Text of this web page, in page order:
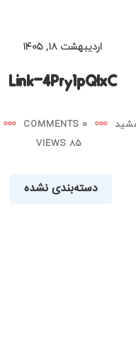
اردیبهشت ۱۸, ۱۴۰۵
Link-4Pry1pQlxC
0 COMMENTS
85 VIEWS
دسته‌بندی نشده